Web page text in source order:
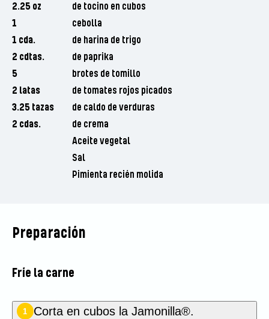
2.25 oz
de tocino en cubos
1
cebolla
1 cda.
de harina de trigo
2 cdtas.
de paprika
5
brotes de tomillo
2 latas
de tomates rojos picados
3.25 tazas
de caldo de verduras
2 cdas.
de crema
Aceite vegetal
Sal
Pimienta recién molida
Preparación
Fríe la carne
1 Corta en cubos la Jamonilla®.